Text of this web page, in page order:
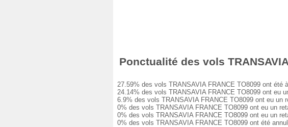
Ponctualité des vols
27.59% des vols TRANSAVIA FRANCE TO8099 ont été
24.14% des vols TRANSAVIA FRANCE TO8099 ont eu
6.9% des vols TRANSAVIA FRANCE TO8099 ont eu un
0% des vols TRANSAVIA FRANCE TO8099 ont eu un
0% des vols TRANSAVIA FRANCE TO8099 ont eu un
0% des vols TRANSAVIA FRANCE TO8099 ont été